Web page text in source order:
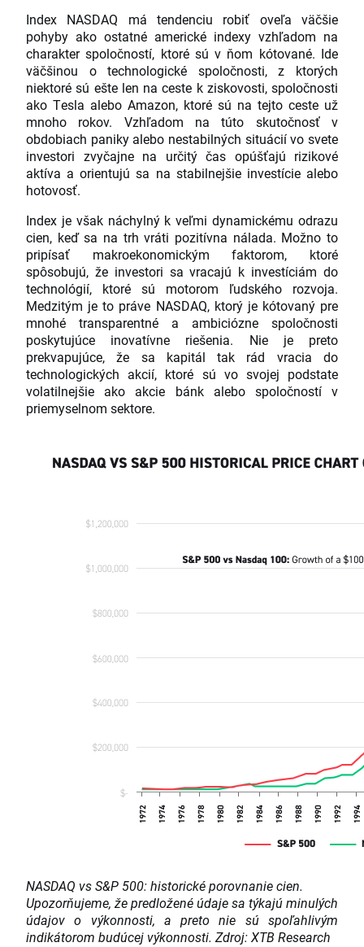
Index NASDAQ má tendenciu robiť oveľa väčšie
pohyby ako ostatné americké indexy vzhľadom na
charakter spoločností, ktoré sú v ňom kótované. Ide
väčšinou o technologické spoločnosti, z ktorých
niektoré sú ešte len na ceste k ziskovosti, spoločnosti
ako Tesla alebo Amazon, ktoré sú na tejto ceste už
mnoho rokov. Vzhľadom na túto skutočnosť v
obdobiach paniky alebo nestabilných situácií vo svete
investori zvyčajne na určitý čas opúšťajú rizikové
aktíva a orientujú sa na stabilnejšie investície alebo
hotovosť.
Index je však náchylný k veľmi dynamickému odrazu
cien, keď sa na trh vráti pozitívna nálada. Možno to
pripísať makroekonomickým faktorom, ktoré
spôsobujú, že investori sa vracajú k investíciám do
technológií, ktoré sú motorom ľudského rozvoja.
Medzitým je to práve NASDAQ, ktorý je kótovaný pre
mnohé transparentné a ambiciózne spoločnosti
poskytujúce inovatívne riešenia. Nie je preto
prekvapujúce, že sa kapitál tak rád vracia do
technologických akcií, ktoré sú vo svojej podstate
volatilnejšie ako akcie bánk alebo spoločností v
priemyselnom sektore.
NASDAQ vs S&P 500: historické porovnanie cien.
Upozorňujeme, že predložené údaje sa týkajú minulých
údajov o výkonnosti, a preto nie sú spoľahlivým
indikátorom budúcej výkonnosti. Zdroj: XTB Research